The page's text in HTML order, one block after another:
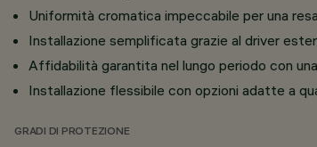
Uniformità cromatica impeccabile per una
Installazione semplificata grazie al driver
Affidabilità garantita nel lungo periodo con
Installazione flessibile con opzioni adatte a
GRADI DI PROTEZIONE